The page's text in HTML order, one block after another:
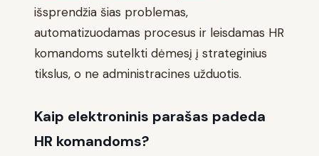
išsprendžia šias problemas,
automatizuodamas procesus ir leisdamas HR
komandoms sutelkti dėmesį į strateginius
tikslus, o ne administracines užduotis.
Kaip elektroninis parašas padeda
HR komandoms?